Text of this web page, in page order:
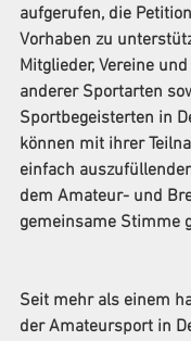
aufgerufen, die
Vorhaben zu
Mitglieder, Vereine
anderer Sportarten
Sportbegeisterten in
können mit ihrer
einfach
dem Amateur- und
gemeinsame Stimme
Seit mehr als einem
der Amateursport in